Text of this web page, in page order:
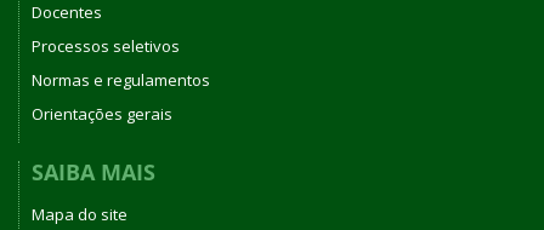
Docentes
Processos seletivos
Normas e regulamentos
Orientações gerais
SAIBA MAIS
Mapa do site